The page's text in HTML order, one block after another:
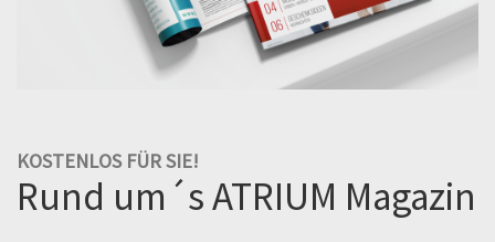
KOSTENLOS FÜR SIE!
Rund um´s ATRIUM Magazin